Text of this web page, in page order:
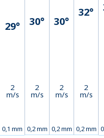
29°
2
m/s
0,1 mm
30°
2
m/s
0,2 mm
30°
2
m/s
0,2 mm
32°
2
m/s
0,2 mm